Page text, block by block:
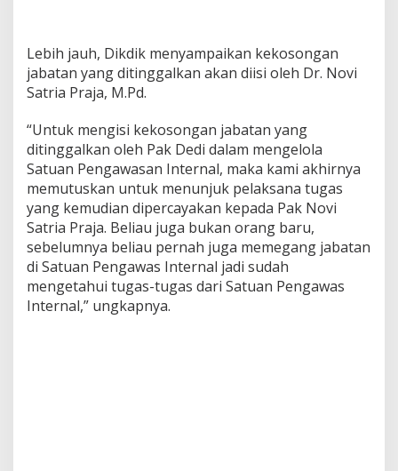
Lebih jauh, Dikdik menyampaikan kekosongan
jabatan yang ditinggalkan akan diisi oleh Dr. Novi
Satria Praja, M.Pd.
“Untuk mengisi kekosongan jabatan yang
ditinggalkan oleh Pak Dedi dalam mengelola
Satuan Pengawasan Internal, maka kami akhirnya
memutuskan untuk menunjuk pelaksana tugas
yang kemudian dipercayakan kepada Pak Novi
Satria Praja. Beliau juga bukan orang baru,
sebelumnya beliau pernah juga memegang jabatan
di Satuan Pengawas Internal jadi sudah
mengetahui tugas-tugas dari Satuan Pengawas
Internal,” ungkapnya.